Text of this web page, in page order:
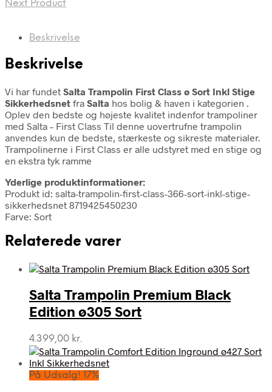
Next Product
Beskrivelse
Beskrivelse
Vi har fundet Salta Trampolin First Class ø Sort Inkl Stige
Sikkerhedsnet fra Salta hos bolig & haven i kategorien .
Oplev den bedste og højeste kvalitet indenfor trampoliner
med Salta – First Class Til denne uovertrufne trampolin
anvendes kun de bedste, stærkeste og sikreste materialer.
Trampolinerne i First Class er alle udstyret med en stige og
en ekstra tyk ramme
Yderlige produktinformationer:
Produkt id: salta-trampolin-first-class-366-sort-inkl-stige-
sikkerhedsnet 8719425450230
Farve: Sort
Relaterede varer
Salta Trampolin Premium Black
Edition ø305 Sort
4.399,00 kr.
På Udsalg! 17%